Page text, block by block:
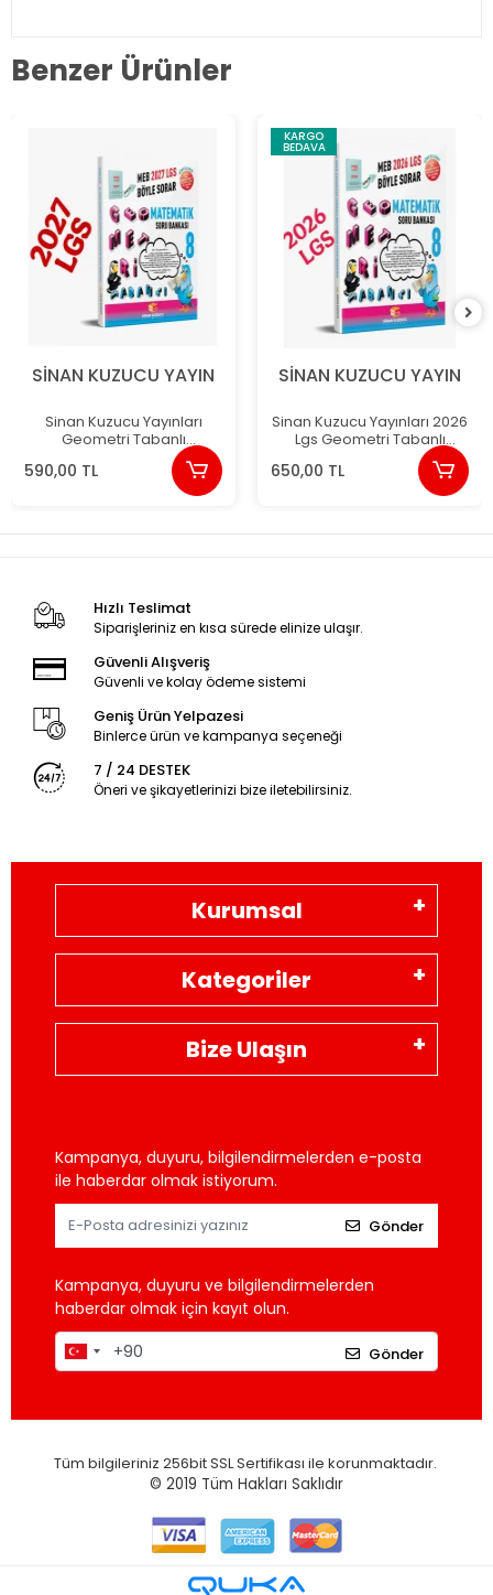
Benzer Ürünler
SİNAN KUZUCU YAYIN
Sinan Kuzucu Yayınları
Geometri Tabanlı
Matematik Soru Bankası (8.
Sınıf 2027 Meb Böyle Sorar)
590,00 TL
KARGO
BEDAVA
SİNAN KUZUCU YAYIN
Sinan Kuzucu Yayınları 2026
Lgs Geometri Tabanlı
Matematik Soru Bankası
650,00 TL
Hızlı Teslimat
Siparişleriniz en kısa sürede elinize ulaşır.
Güvenli Alışveriş
Güvenli ve kolay ödeme sistemi
Geniş Ürün Yelpazesi
Binlerce ürün ve kampanya seçeneği
7 / 24 DESTEK
Öneri ve şikayetlerinizi bize iletebilirsiniz.
Kurumsal
Kategoriler
Bize Ulaşın
Kampanya, duyuru, bilgilendirmelerden e-posta
ile haberdar olmak istiyorum.
Gönder
Kampanya, duyuru ve bilgilendirmelerden
haberdar olmak için kayıt olun.
Gönder
Tüm bilgileriniz 256bit SSL Sertifikası ile korunmaktadır.
© 2019 Tüm Hakları Saklıdır